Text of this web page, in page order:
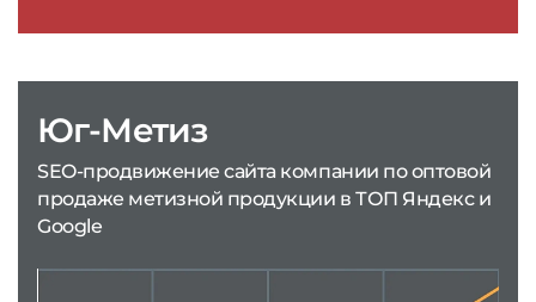
Юг-Метиз
SEO-продвижение сайта компании по оптовой
продаже метизной продукции в ТОП Яндекс и
Google